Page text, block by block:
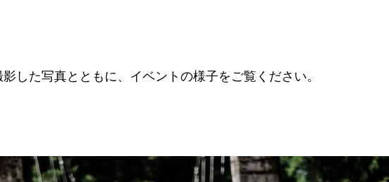
した写真とともに、イベントの様子をご覧ください。